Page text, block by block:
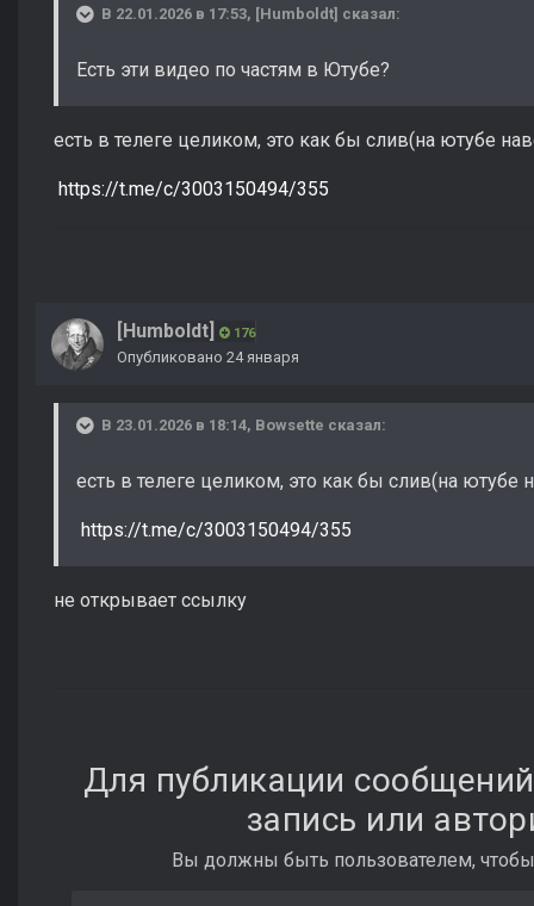
В 22.01.2026 в 17:53, [Humboldt] сказал:
Есть эти видео по частям в Ютубе?
есть в телеге целиком, это как бы слив(на ютубе
https://t.me/c/3003150494/355
[Humboldt] 176
Опубликовано 24 января
В 23.01.2026 в 18:14, Bowsette сказал:
есть в телеге целиком, это как бы слив(на ютубе
https://t.me/c/3003150494/355
не открывает ссылку
Для публикации
запись или
Вы должны быть пользователем,